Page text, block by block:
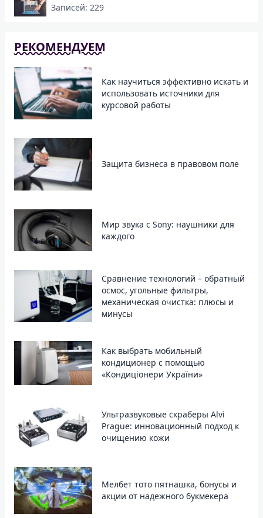
Записей: 229
РЕКОМЕНДУЕМ
Как научиться эффективно искать и
использовать источники для
курсовой работы
Защита бизнеса в правовом поле
Мир звука с Sony: наушники для
каждого
Сравнение технологий – обратный
осмос, угольные фильтры,
механическая очистка: плюсы и
минусы
Как выбрать мобильный
кондиционер с помощью
«Кондиціонери України»
Ультразвуковые скраберы Alvi
Prague: инновационный подход к
очищению кожи
Мелбет тото пятнашка, бонусы и
акции от надежного букмекера